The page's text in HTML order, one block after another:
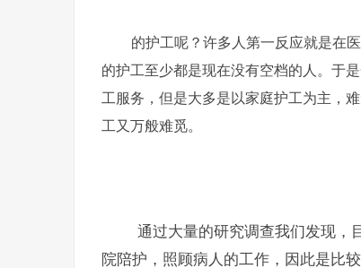
的护工呢？许多人第一反应就是在
的护工至少都是现在没有空档的人。于
工服务，但是大多是以家庭护工为主，
工又万般难觅。
通过大量的研究调查我们发现，目
院陪护，照顾病人的工作，因此是比